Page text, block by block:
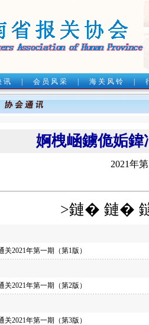
讯 | 会 员 风 采 | 海 关 风 铃 |
婀栧崡鐪佹姤鍏
2021年
>鏈� 鏈�
关2021年第一期（第1版）
关2021年第一期（第2版）
关2021年第一期（第3版）